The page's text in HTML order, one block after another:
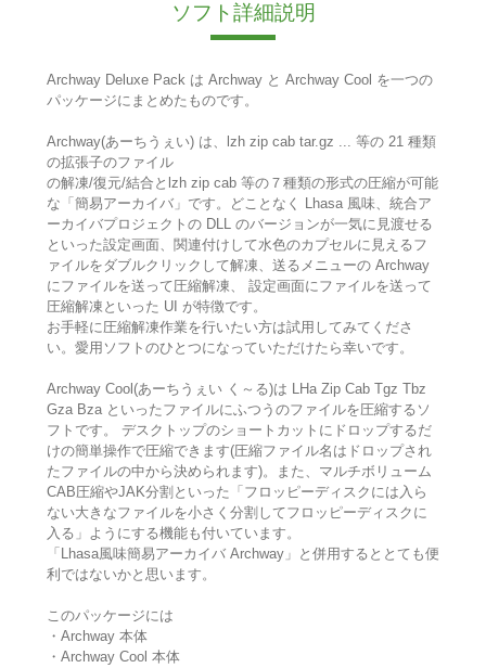
ソフト詳細説明
Archway Deluxe Pack は Archway と Archway Cool を一つの
パッケージにまとめたものです。
Archway(あーちうぇい) は、lzh zip cab tar.gz ... 等の 21 種類
の拡張子のファイル
の解凍/復元/結合とlzh zip cab 等の７種類の形式の圧縮が可能
な「簡易アーカイバ」です。どことなく Lhasa 風味、統合ア
ーカイバプロジェクトの DLL のバージョンが一気に見渡せる
といった設定画面、関連付けして水色のカプセルに見えるフ
ァイルをダブルクリックして解凍、送るメニューの Archway
にファイルを送って圧縮解凍、 設定画面にファイルを送って
圧縮解凍といった UI が特徴です。
お手軽に圧縮解凍作業を行いたい方は試用してみてくださ
い。愛用ソフトのひとつになっていただけたら幸いです。
Archway Cool(あーちうぇい く～る)は LHa Zip Cab Tgz Tbz
Gza Bza といったファイルにふつうのファイルを圧縮するソ
フトです。 デスクトップのショートカットにドロップするだ
けの簡単操作で圧縮できます(圧縮ファイル名はドロップされ
たファイルの中から決められます)。また、マルチボリューム
CAB圧縮やJAK分割といった「フロッピーディスクには入ら
ない大きなファイルを小さく分割してフロッピーディスクに
入る」ようにする機能も付いています。
「Lhasa風味簡易アーカイバ Archway」と併用するととても便
利ではないかと思います。
このパッケージには
・Archway 本体
・Archway Cool 本体